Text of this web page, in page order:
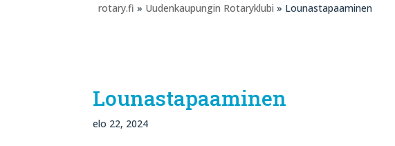
rotary.fi » Uudenkaupungin Rotaryklubi » Lounastapaaminen
Lounastapaaminen
elo 22, 2024